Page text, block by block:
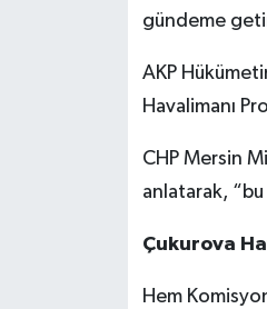
gündeme
AKP
Havalimanı
CHP Mersin
anlatarak,
Çukurova
Hem